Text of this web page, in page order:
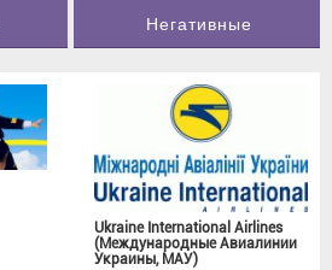
Негативные
Ukraine International Airlines
(Международные Авиалинии
Украины, МАУ)